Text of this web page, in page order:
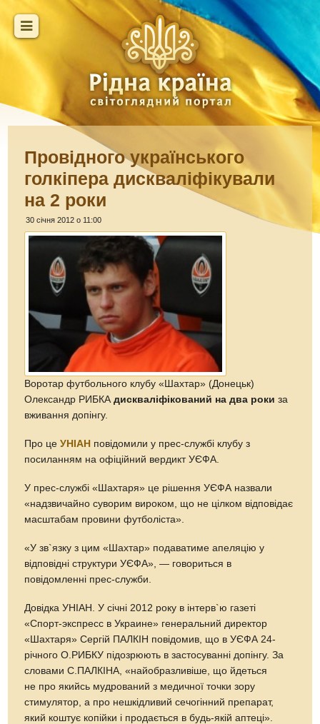
Провідного українського
голкіпера дискваліфікували
на 2 роки
30 січня 2012 о 11:00
Воротар футбольного клубу «Шахтар» (Донецьк)
Олександр РИБКАдискваліфікований на два роки за
вживання допінгу.
Про цеУНІАН повідомили у прес-службі клубу з
посиланням на офіційний вердикт УЄФА.
У прес-службі «Шахтаря» це рішення УЄФА назвали
«надзвичайно суворим вироком, що не цілком відповідає
масштабам провини футболіста».
«У зв`язку з цим «Шахтар» подаватиме апеляцію у
відповідні структури УЄФА», — говориться в
повідомленні прес-служби.
Довідка УНІАН. У січні 2012 року в інтерв`ю газеті
«Спорт-экспресс в Украине» генеральний директор
«Шахтаря» Сергій ПАЛКІН повідомив, що в УЄФА 24-
річного О.РИБКУ підозрюють в застосуванні допінгу. За
словами С.ПАЛКІНА, «найобразливіше, що йдеться
не про якийсь мудрований з медичної точки зору
стимулятор, а про нешкідливий сечогінний препарат,
який коштує копійки і продається в будь-якій аптеці».